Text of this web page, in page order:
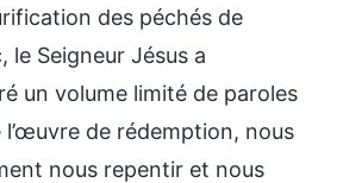
des péchés de
le Seigneur Jésus a
un volume limité de paroles
l’œuvre de rédemption, nous
nous repentir et nous